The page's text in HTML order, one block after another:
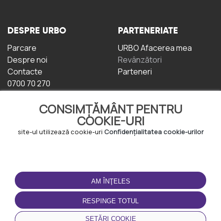
CONSIMȚĂMÂNT PENTRU
COOKIE-URI
site-ul utilizează cookie-uri Confidențialitatea cookie-urilor
AM ÎNŢELES
RESPINGE TOTUL
SETĂRI COOKIE
DESPRE URBO
Parcare
Despre noi
Contacte
0700 70 270
PARTENERIATE
URBO Afacerea mea
Revânzători
Parteneri
TERMENI DE UTILIZARE
Termeni și condiții
Politica de
Confidențialitate
Politica de cookie-uri
DESCĂRCAȚI
APLICAȚIA